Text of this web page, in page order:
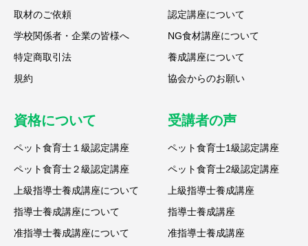
取材のご依頼
学校関係者・企業の皆様へ
特定商取引法
規約
認定講座について
NG食材講座について
養成講座について
協会からのお願い
資格について
ペット食育士１級認定講座
ペット食育士２級認定講座
上級指導士養成講座について
指導士養成講座について
准指導士養成講座について
受講者の声
ペット食育士1級認定講座
ペット食育士2級認定講座
上級指導士養成講座
指導士養成講座
准指導士養成講座